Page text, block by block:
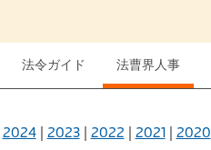
法令ガイド 法曹界人事
2024| 2023| 2022 | 2021| 2020